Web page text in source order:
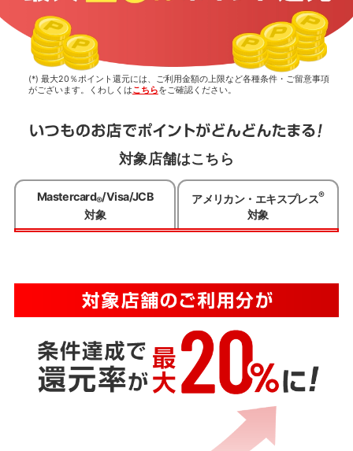
(*) 最大20％ポイント還元には、ご利用金額の上限など各種条件・ご留意事項
がございます。くわしくはこちらをご確認ください。
対象店舗はこちら
Mastercard®/Visa/JCB
対象
アメリカン・エキスプレス®
対象